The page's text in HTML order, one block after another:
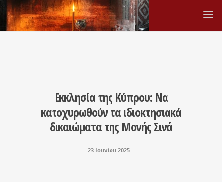
Εκκλησία της Κύπρου: Να
κατοχυρωθούν τα ιδιοκτησιακά
δικαιώματα της Μονής Σινά
23 Ιουνίου 2025